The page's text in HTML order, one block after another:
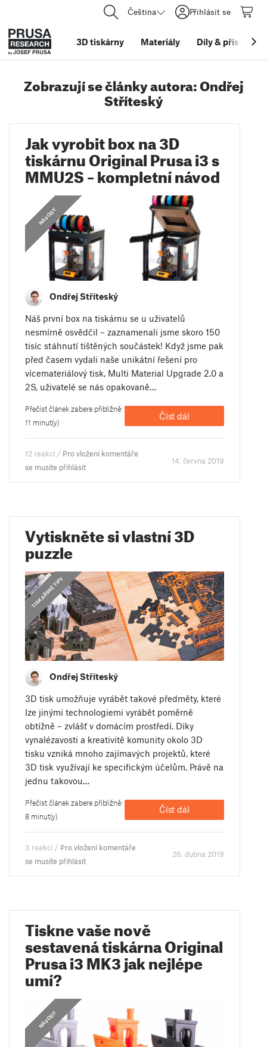
Čeština Přihlásit se
3D tiskárny Materiály Díly&
Zobrazují se články autora: Ondřej
Stříteský
Jak vyrobit box na 3D
tiskárnu Original Prusa i3 s
MMU2S – kompletní návod
NÁVODY
Ondřej Stříteský
Náš první box na tiskárnu se u uživatelů
nesmírně osvědčil – zaznamenali jsme skoro 150
tisíc stáhnutí tištěných součástek! Když jsme pak
před časem vydali naše unikátní řešení pro
vícemateriálový tisk, Multi Material Upgrade 2.0 a
2S, uživatelé se nás opakovaně…
Přečíst článek zabere přibližně:
11 minut(y)
Číst dál
12 reakcí / Pro vložení komentáře
se musíte přihlásit
14. června 2019
Vytiskněte si vlastní 3D
puzzle
NÁVODY
,
TISKAŘSKÉ TIPY
Ondřej Stříteský
3D tisk umožňuje vyrábět takové předměty, které
lze jinými technologiemi vyrábět poměrně
obtížně – zvlášť v domácím prostředí. Díky
vynalézavosti a kreativitě komunity okolo 3D
tisku vzniká mnoho zajímavých projektů, které
3D tisk využívají ke specifickým účelům. Právě na
jednu takovou…
Přečíst článek zabere přibližně:
8 minut(y)
Číst dál
3 reakcí / Pro vložení komentáře
se musíte přihlásit
26. dubna 2019
Tiskne vaše nově
sestavená tiskárna Original
Prusa i3 MK3 jak nejlépe
umí?
NÁVODY